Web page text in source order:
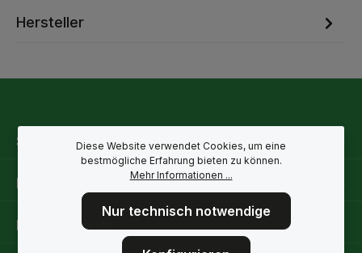
Hersteller
Service-Hotline
Rechtliche Hinweise
Informationen
Diese Website verwendet Cookies, um eine
bestmögliche Erfahrung bieten zu können.
Mehr Informationen ...
Nur technisch notwendige